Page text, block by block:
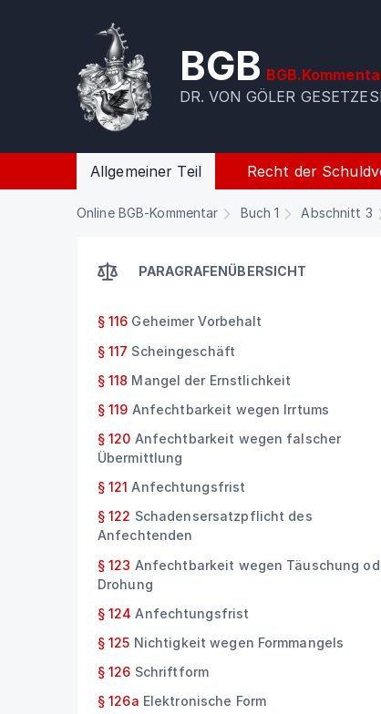
BGB
DR. VON GÖLER
Allgemeiner Teil Recht der
Online BGB-Kommentar Buch 1 Abschnitt 3
PARAGRAFENÜBERSICHT
§ 116 Geheimer Vorbehalt
§ 117 Scheingeschäft
§ 118 Mangel der Ernstlichkeit
§ 119 Anfechtbarkeit wegen Irrtums
§ 120 Anfechtbarkeit wegen falscher
Übermittlung
§ 121 Anfechtungsfrist
§ 122 Schadensersatzpflicht des
Anfechtenden
§ 123 Anfechtbarkeit wegen Täuschung
Drohung
§ 124 Anfechtungsfrist
§ 125 Nichtigkeit wegen Formmangels
§ 126 Schriftform
§ 126a Elektronische Form